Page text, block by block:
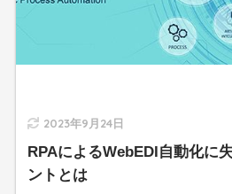
2023年9月24日
RPAによるWebEDI自動化に
ントとは